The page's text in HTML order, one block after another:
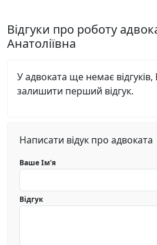
Відгуки про роботу
Анатоліївна
У адвоката ще немає
залишити перший відгук.
Написати відук про адвоката
Ваше Ім'я
Відгук